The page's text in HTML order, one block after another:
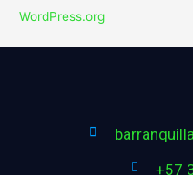
WordPress.org
+57